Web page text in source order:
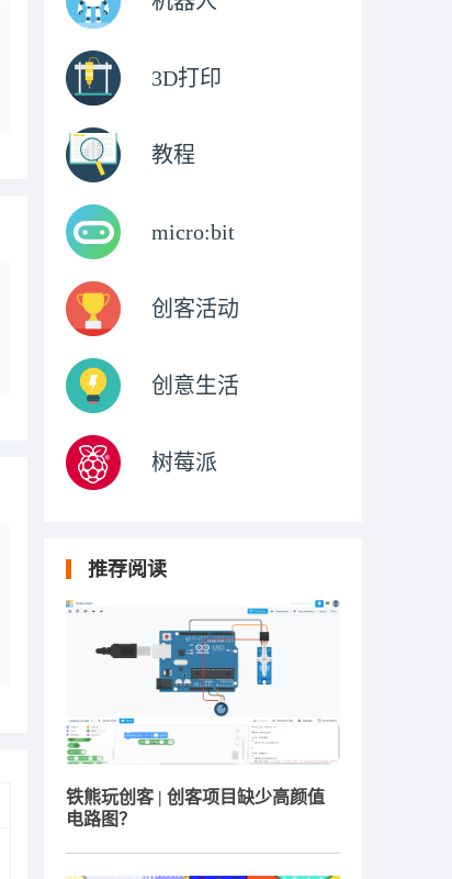
3D打印
教程
micro:bit
创客活动
创意生活
树莓派
推荐阅读
铁熊玩创客 | 创客项目缺少高颜值
电路图？